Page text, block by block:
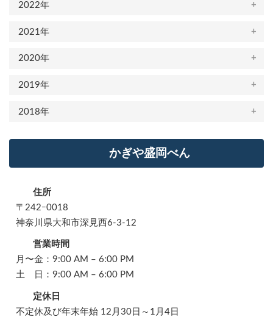
2022年
2021年
2020年
2019年
2018年
かぎや盛岡べん
住所
〒242ｰ0018
神奈川県大和市深見西6-3-12
営業時間
月〜金：9:00 AM – 6:00 PM
土 日：9:00 AM – 6:00 PM
定休日
不定休及び年末年始 12月30日～1月4日